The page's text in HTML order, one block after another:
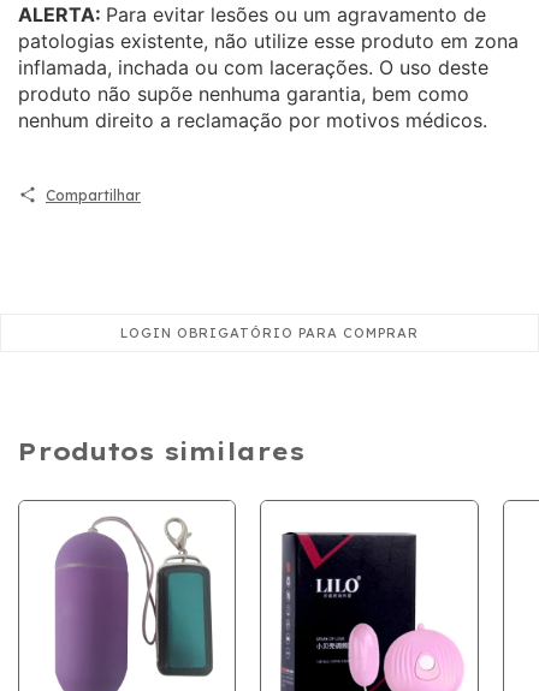
ALERTA: Para evitar lesões ou um agravamento de
patologias existente, não utilize esse produto em zona
inflamada, inchada ou com lacerações. O uso deste
produto não supõe nenhuma garantia, bem como
nenhum direito a reclamação por motivos médicos.
Compartilhar
Produtos similares